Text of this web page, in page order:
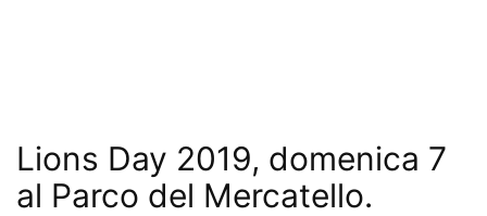
Lions Day 2019, domenica 7
al Parco del Mercatello.